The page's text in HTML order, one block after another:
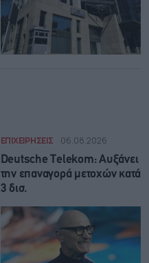
ΕΠΙΧΕΙΡΗΣΕΙΣ 06.08.2026
Deutsche Telekom: Αυξάνει
την επαναγορά μετοχών κατά
3 δισ.